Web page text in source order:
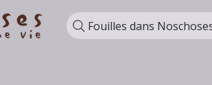
Fouilles dans